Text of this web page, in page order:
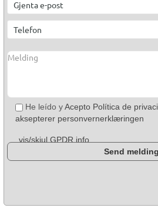
He leído yAcepto Política de
aksepterer personvernerklæringen
vis/skjul GPDR info